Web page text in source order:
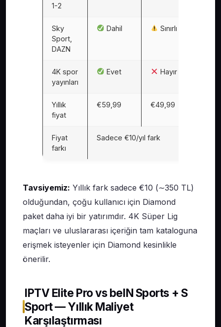
1-2
Sky
Sport,
DAZN
Dahil Sınırlı
4K spor
yayınları
Evet Hayır
Yıllık
fiyat
€59,99 €49,99
Fiyat
farkı
Sadece €10/yıl fark
Tavsiyemiz: Yıllık fark sadece €10 (∼350 TL)
olduğundan, çoğu kullanıcı için Diamond
paket daha iyi bir yatırımdır. 4K Süper Lig
maçları ve uluslararası içeriğin tam kataloguna
erişmek isteyenler için Diamond kesinlikle
önerilir.
IPTV Elite Pro vs beIN Sports + S
Sport — Yıllık Maliyet
Karşılaştırması